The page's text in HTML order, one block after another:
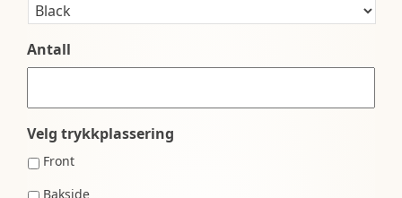
Antall
Velg trykkplassering
Front
Bakside